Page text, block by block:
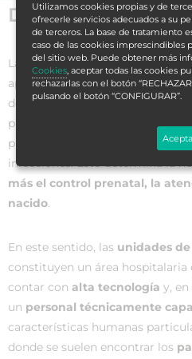
Datos generales
La mortalidad neonatales
aproximadamente,el 60% de
de un año. La mayor parte de las
producen antes de los 7 días de
prematurez, malformaciones
infecciones. Esto determina la
más el control prenatal, la
nacido.
En este sentido, las unidades
constituyen un área hospitalaria
contar con alta tecnología y,
un personal técnicamente
características humanas
donde se suelen encontrar los
Utilizamos cookies propias y de
ofrecerle servicios adecuados a su
de terceros. La base de tratamiento
caso de las cookies imprescindibles
del sitio web. Puede obtener más
Cookies, aceptar todas las cookies
rechazarlas con el botón
pulsando el botón “CONFIGURAR”.